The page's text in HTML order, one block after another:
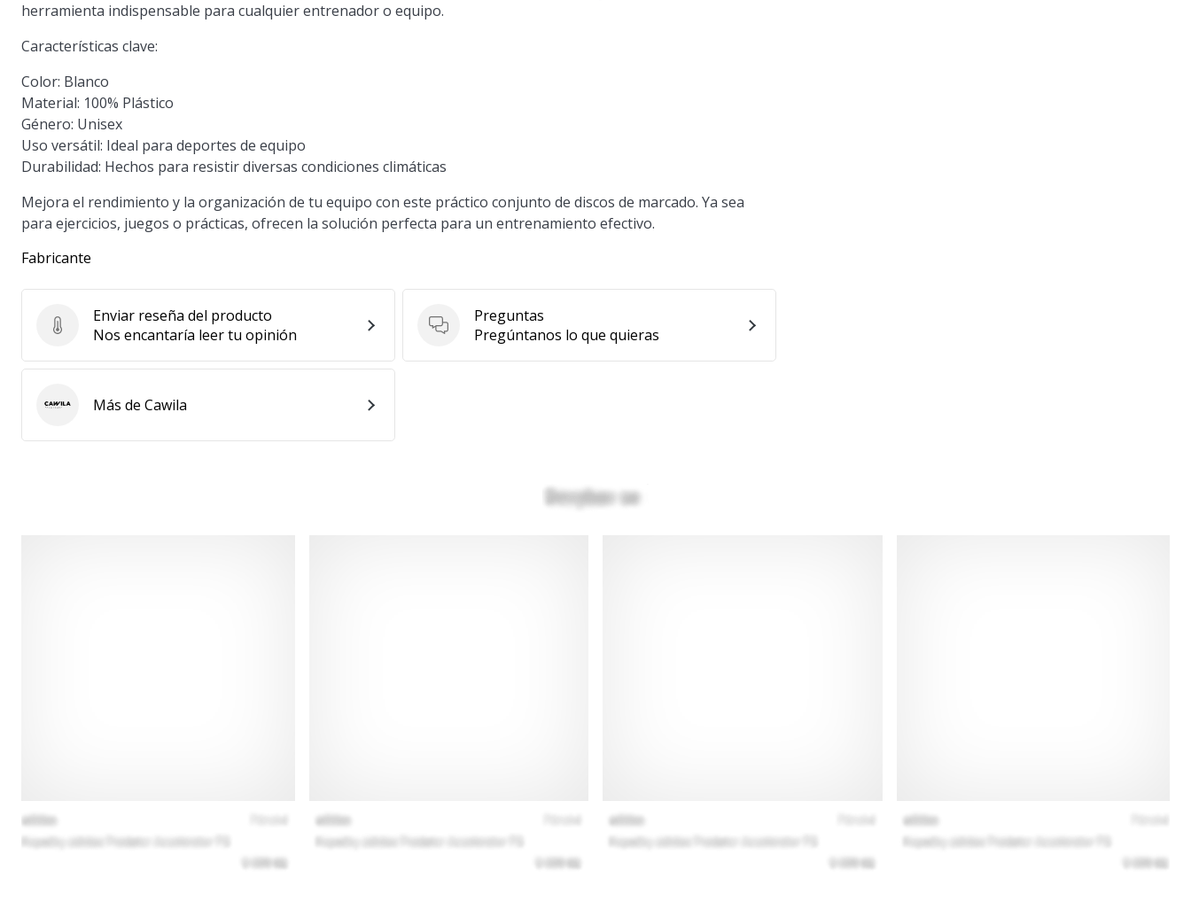
herramienta indispensable para cualquier entrenador o equipo.
Características clave:
Color: Blanco
Material: 100% Plástico
Género: Unisex
Uso versátil: Ideal para deportes de equipo
Durabilidad: Hechos para resistir diversas condiciones climáticas
Mejora el rendimiento y la organización de tu equipo con este práctico conjunto de discos de marcado. Ya sea
para ejercicios, juegos o prácticas, ofrecen la solución perfecta para un entrenamiento efectivo.
Fabricante
Enviar reseña del producto
Enviar reseña del producto
Nos encantaría leer tu opinión
Preguntas
Preguntas
Pregúntanos lo que quieras
CawilaMás de Cawila